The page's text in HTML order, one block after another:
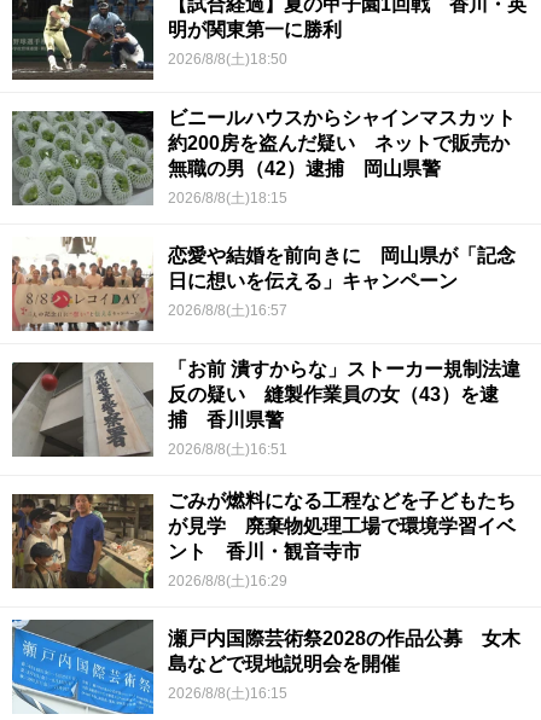
【試合経過】夏の甲子園1回戦 香川・英
明が関東第一に勝利
2026/8/8(土)18:50
ビニールハウスからシャインマスカット
約200房を盗んだ疑い ネットで販売か
無職の男（42）逮捕 岡山県警
2026/8/8(土)18:15
恋愛や結婚を前向きに 岡山県が「記念
日に想いを伝える」キャンペーン
2026/8/8(土)16:57
「お前 潰すからな」ストーカー規制法違
反の疑い 縫製作業員の女（43）を逮
捕 香川県警
2026/8/8(土)16:51
ごみが燃料になる工程などを子どもたち
が見学 廃棄物処理工場で環境学習イベ
ント 香川・観音寺市
2026/8/8(土)16:29
瀬戸内国際芸術祭2028の作品公募 女木
島などで現地説明会を開催
2026/8/8(土)16:15